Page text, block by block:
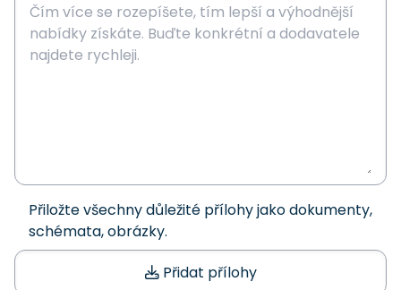
Přiložte všechny důležité přílohy jako dokumenty,
schémata, obrázky.
Přidat přílohy